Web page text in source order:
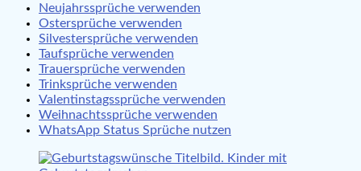
Neujahrssprüche verwenden
Ostersprüche verwenden
Silvestersprüche verwenden
Taufsprüche verwenden
Trauersprüche verwenden
Trinksprüche verwenden
Valentinstagssprüche verwenden
Weihnachtssprüche verwenden
WhatsApp Status Sprüche nutzen